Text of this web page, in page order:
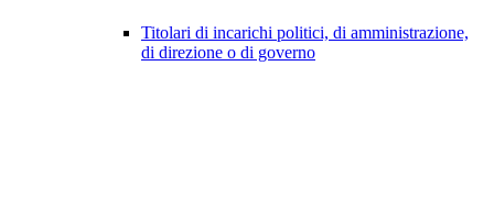
Titolari di incarichi politici, di amministrazione,
di direzione o di governo